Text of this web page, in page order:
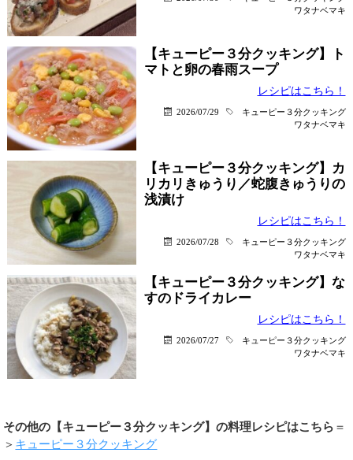
ワタナベマキ
【キューピー３分クッキング】ト
マトと卵の春雨スープ
レシピはこちら！
2026/07/29
キューピー３分クッキング
ワタナベマキ
【キューピー３分クッキング】カ
リカリきゅうり／蛇腹きゅうりの
浅漬け
レシピはこちら！
2026/07/28
キューピー３分クッキング
ワタナベマキ
【キューピー３分クッキング】な
すのドライカレー
レシピはこちら！
2026/07/27
キューピー３分クッキング
ワタナベマキ
その他の【キューピー３分クッキング】の料理レシピはこちら ＝
＞ キューピー３分クッキング